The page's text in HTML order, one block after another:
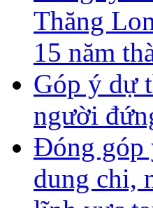
Thăng
15 năm
Góp ý dự
người
Đóng góp
dung chi,